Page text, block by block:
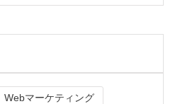
Webマーケティング